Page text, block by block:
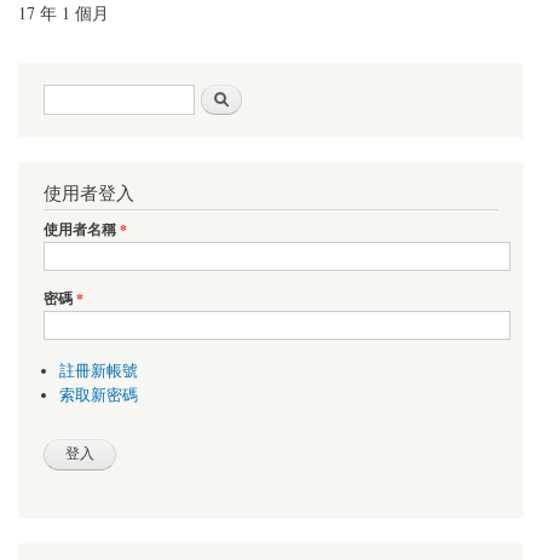
17 年 1 個月
搜尋表單
使用者登入
使用者名稱*
密碼*
註冊新帳號
索取新密碼